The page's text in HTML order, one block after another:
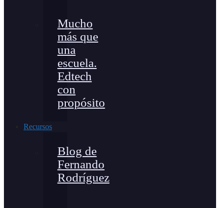
Mucho
más que
una
escuela.
Edtech
con
propósito
Recursos
Blog de
Fernando
Rodríguez